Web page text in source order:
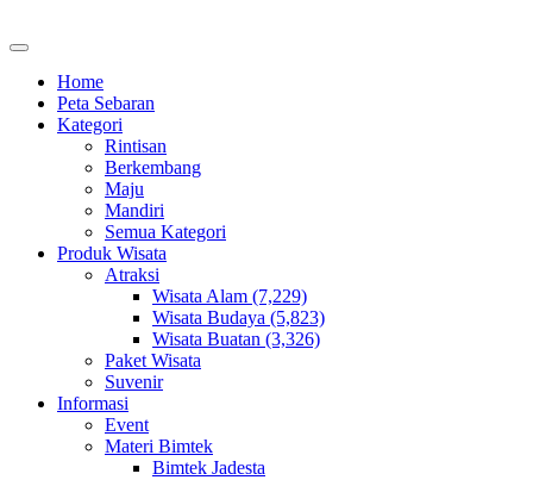
Home
Peta Sebaran
Kategori
Rintisan
Berkembang
Maju
Mandiri
Semua Kategori
Produk Wisata
Atraksi
Wisata Alam (7,229)
Wisata Budaya (5,823)
Wisata Buatan (3,326)
Paket Wisata
Suvenir
Informasi
Event
Materi Bimtek
Bimtek Jadesta